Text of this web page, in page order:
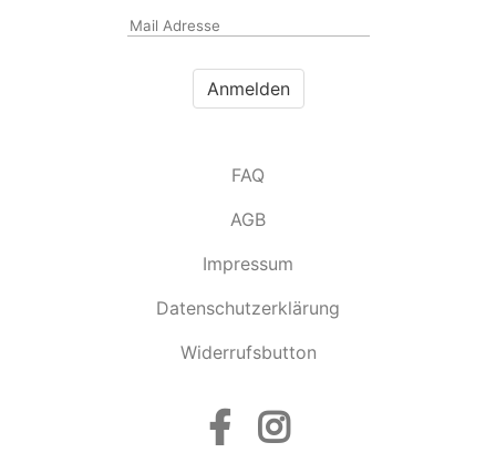
FAQ
AGB
Impressum
Datenschutzerklärung
Widerrufsbutton